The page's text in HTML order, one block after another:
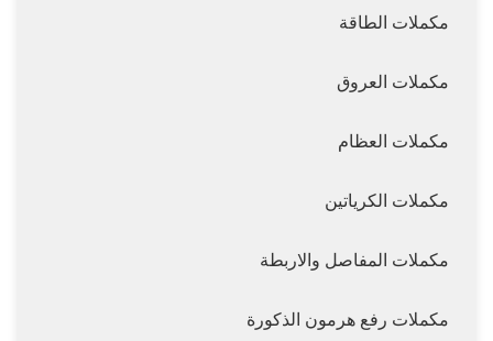
مكملات الطاقة
مكملات العروق
مكملات العظام
مكملات الكرياتين
مكملات المفاصل والاربطة
مكملات رفع هرمون الذكورة